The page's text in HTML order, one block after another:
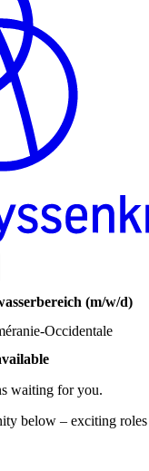
(m/w/d)
Occidentale
waiting for you.
below – exciting